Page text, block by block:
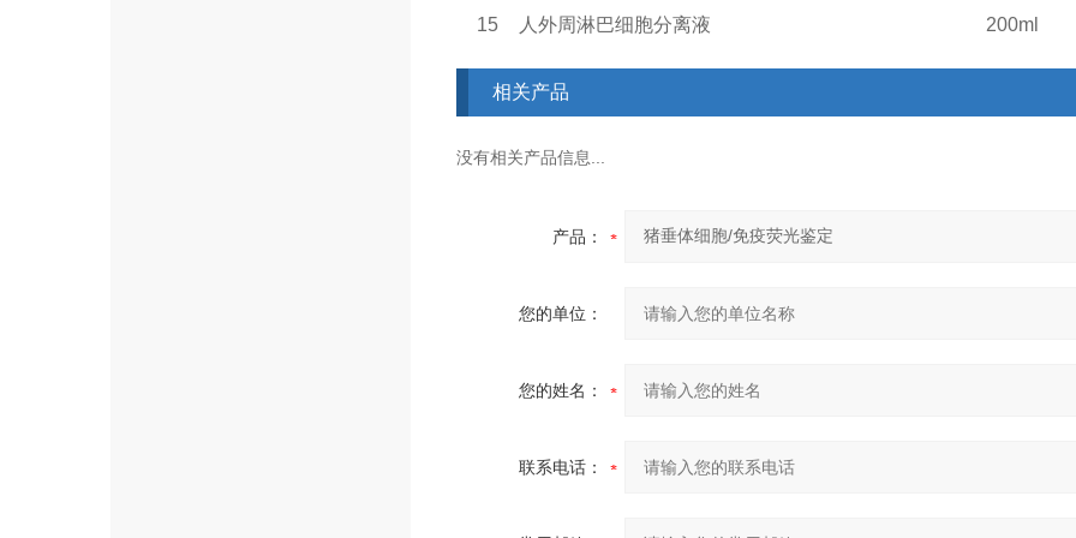
15 人外周淋巴细胞分离液 200ml
相关产品
没有相关产品信息...
产品：
您的单位：
您的姓名：
联系电话：